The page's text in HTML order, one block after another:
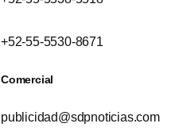
+52-55-5530-8671
Comercial
publicidad@sdpnoticias.com